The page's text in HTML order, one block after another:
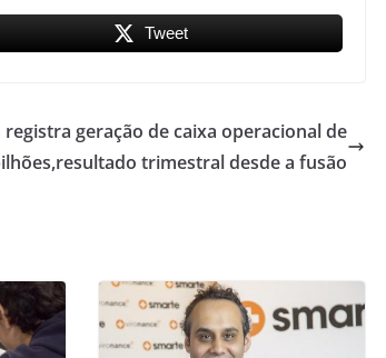
Tweet
registra geração de caixa operacional de
trimestral desde a fusão